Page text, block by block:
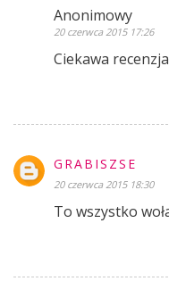
Anonimowy
20 czerwca 2015 17:26
Ciekawa recenzja
GRABISZSE
20 czerwca 2015 18:30
To wszystko